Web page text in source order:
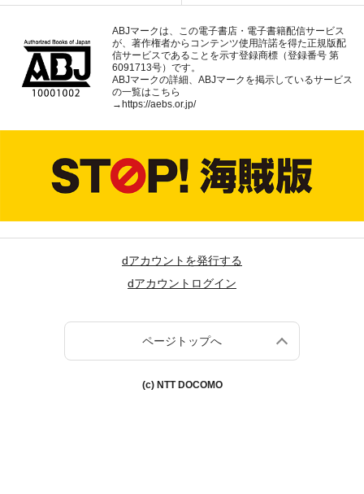
ABJマークは、この電子書店・電子書籍配信サービス
が、著作権者からコンテンツ使用許諾を得た正規版配
信サービスであることを示す登録商標（登録番号 第
6091713号）です。
ABJマークの詳細、ABJマークを掲示しているサービス
の一覧はこちら
→ https://aebs.or.jp/
dアカウントを発行する
dアカウントログイン
ページトップへ
(c) NTT DOCOMO